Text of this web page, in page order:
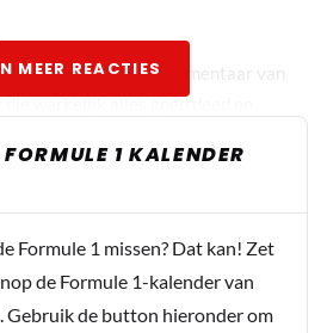
winden over het commentaar van
die werkelijk alles goed deed en
t.o.v. Max, dus houdt hij in en kan
(weer), maar ook dat repareert
race. Uitstekend gedaan dus. Goed
MEER REACTIES
1 KALENDER
Formule 1 missen? Dat kan! Zet
de Formule 1-kalender van
Gebruik de button hieronder om